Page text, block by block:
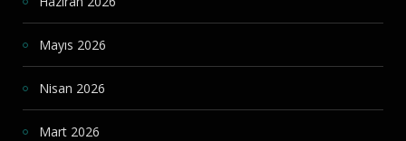
Mayıs 2026
Nisan 2026
Mart 2026